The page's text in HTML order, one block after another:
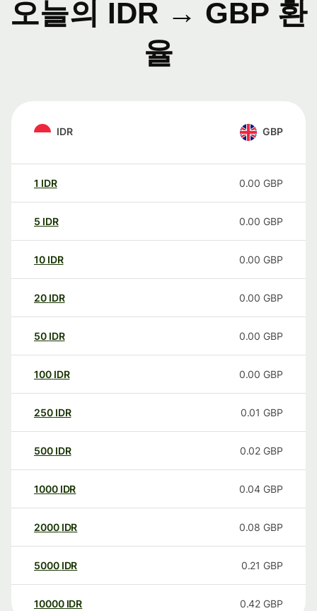
오늘의 IDR → GBP 환
율
IDR GBP
1 IDR 0.00 GBP
5 IDR 0.00 GBP
10 IDR 0.00 GBP
20 IDR 0.00 GBP
50 IDR 0.00 GBP
100 IDR 0.00 GBP
250 IDR 0.01 GBP
500 IDR 0.02 GBP
1000 IDR 0.04 GBP
2000 IDR 0.08 GBP
5000 IDR 0.21 GBP
10000 IDR 0.42 GBP